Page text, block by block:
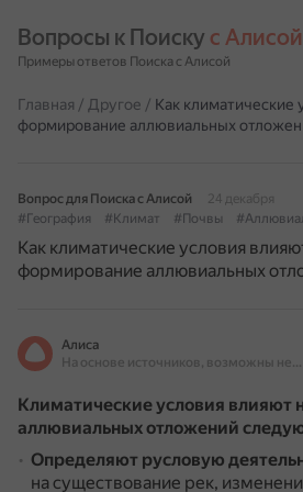
Вопросы к Поиску с Алисой
Примеры ответов Поиска с Алисой
Главная / Другое / Как климатические
формирование аллювиальных
Вопрос для Поиска с Алисой
24 декабря
#География
#Климат #Почвы
Как климатические условия
формирование аллювиальных
Алиса
На основе источников, возможны неточности
Климатические условия влияют
аллювиальных отложений
Определяют русловую
на существование рек,